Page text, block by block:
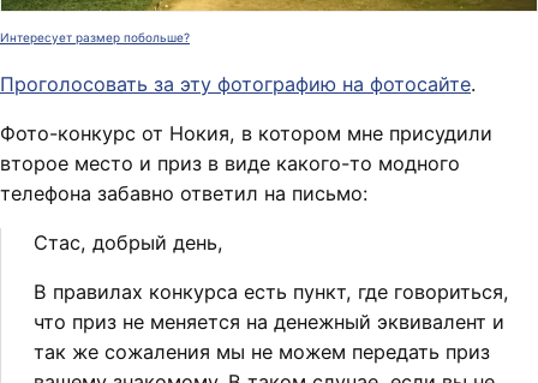
Интересует размер побольше?
Проголосовать за эту фотографию на фотосайте.
Фото-конкурс от Нокия, в котором мне присудили
второе место и приз в виде какого-то модного
телефона забавно ответил на письмо:
Стас, добрый день,
В правилах конкурса есть пункт, где говориться,
что приз не меняется на денежный эквивалент и
так же сожаления мы не можем передать приз